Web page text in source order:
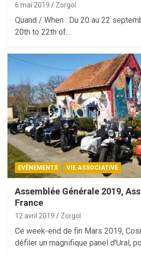
6 mai 2019 Zorgol
Quand / When : Du 20 au 22
20th to 22th of…
EVÉNEMENTS VIE ASSOCIATIVE
Assemblée Générale 2019,
France
12 avril 2019 Zorgol
Ce week-end de fin Mars 2019,
défiler un magnifique panel d'Ural,